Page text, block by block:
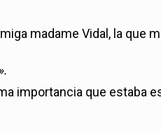
madame Vidal, la que
importancia que estaba